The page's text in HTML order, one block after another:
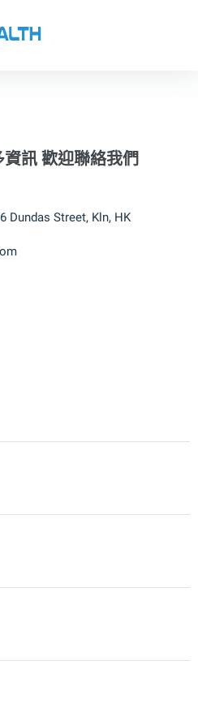
訊 歡迎聯絡我們
Dundas Street, Kln, HK